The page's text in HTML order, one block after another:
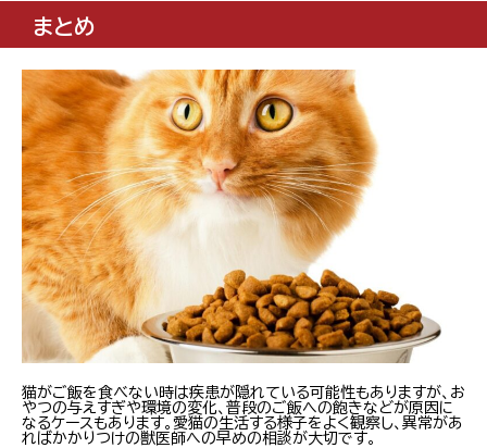
まとめ
猫がご飯を食べない時は疾患が隠れている可能性もありますが、お
やつの与えすぎや環境の変化、普段のご飯への飽きなどが原因に
なるケースもあります。愛猫の生活する様子をよく観察し、異常があ
ればかかりつけの獣医師への早めの相談が大切です。